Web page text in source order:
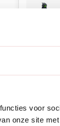
voor
onze site